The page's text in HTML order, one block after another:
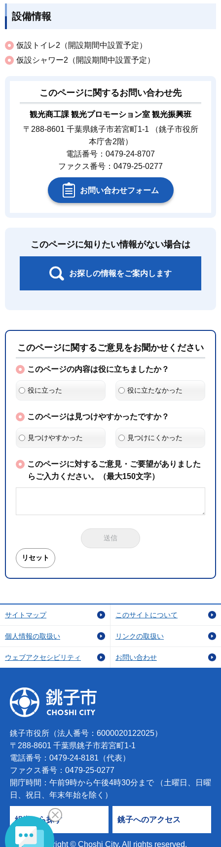
設備情報
仮設トイレ2（開設期間中設置予定）
仮設シャワー2（開設期間中設置予定）
このページに関するお問い合わせ先
観光商工課 観光プロモーション室 観光振興班
〒288-8601 千葉県銚子市若宮町1-1 （銚子市役所
本庁舎2階）
電話番号：0479-24-8707
ファクス番号：0479-25-0277
お問い合わせフォーム
このページに知りたい情報がない場合は
お探しの情報をご案内します
このページに関するご意見をお聞かせください
このページの内容は役に立ちましたか？
役に立った 役に立たなかった
このページは見つけやすかったですか？
見つけやすかった 見つけにくかった
このページに対するご意見・ご要望がありました
らご入力ください。（最大150文字）
サイトマップ このサイトについて
個人情報の取扱い リンクの取扱い
ウェブアクセシビリティ お問い合わせ
銚子市役所（法人番号：6000020122025）
〒288-8601 千葉県銚子市若宮町1-1
電話番号：0479-24-8181（代表）
ファクス番号：0479-25-0277
開庁時間：午前9時から午後4時30分まで （土曜日、日曜
日、祝日、年末年始を除く）
組織から探す 銚子へのアクセス
Copyright © Choshi City. All rights reserved.